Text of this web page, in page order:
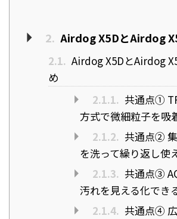
2. Airdog X5DとAirdog
2.1. Airdog X5DとAirdog
め
2.1.1. 共通点①
方式で微細粒子を吸
2.1.2. 共通点②
を洗って繰り返し使
2.1.3. 共通点③
汚れを見える化でき
2.1.4. 共通点④